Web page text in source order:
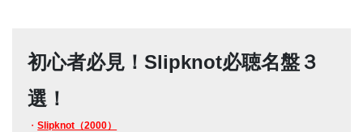
初心者必見！Slipknot必聴名盤３
選！
・Slipknot（2000）